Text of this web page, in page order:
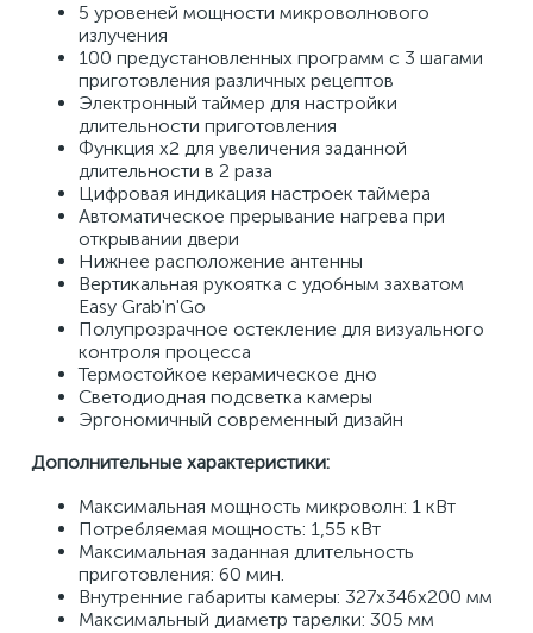
5 уровеней мощности микроволнового
излучения
100 предустановленных программ с 3 шагами
приготовления различных рецептов
Электронный таймер для настройки
длительности приготовления
Функция х2 для увеличения заданной
длительности в 2 раза
Цифровая индикация настроек таймера
Автоматическое прерывание нагрева при
открывании двери
Нижнее расположение антенны
Вертикальная рукоятка с удобным захватом
Easy Grab'n'Go
Полупрозрачное остекление для визуального
контроля процесса
Термостойкое керамическое дно
Светодиодная подсветка камеры
Эргономичный современный дизайн
Дополнительные характеристики:
Максимальная мощность микроволн: 1 кВт
Потребляемая мощность: 1,55 кВт
Максимальная заданная длительность
приготовления: 60 мин.
Внутренние габариты камеры: 327х346х200 мм
Максимальный диаметр тарелки: 305 мм